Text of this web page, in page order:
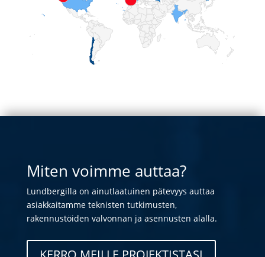
Miten voimme auttaa?
Lundbergilla on ainutlaatuinen pätevyys auttaa
asiakkaitamme teknisten tutkimusten,
rakennustöiden valvonnan ja asennusten alalla.